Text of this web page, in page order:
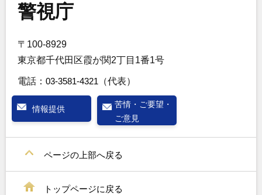
警視庁
〒100-8929
東京都千代田区霞が関2丁目1番1号
電話： 03-3581-4321 （代表）
情報提供
苦情・ご要望・
ご意見
ページの上部へ戻る
トップページに戻る